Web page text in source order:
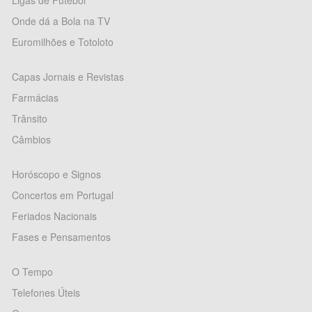
Onde dá a Bola na TV
Euromilhões e Totoloto
Capas Jornais e Revistas
Farmácias
Trânsito
Câmbios
Horóscopo e Signos
Concertos em Portugal
Feriados Nacionais
Fases e Pensamentos
O Tempo
Telefones Úteis